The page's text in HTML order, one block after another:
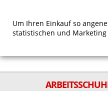
Um Ihren Einkauf so
statistischen und